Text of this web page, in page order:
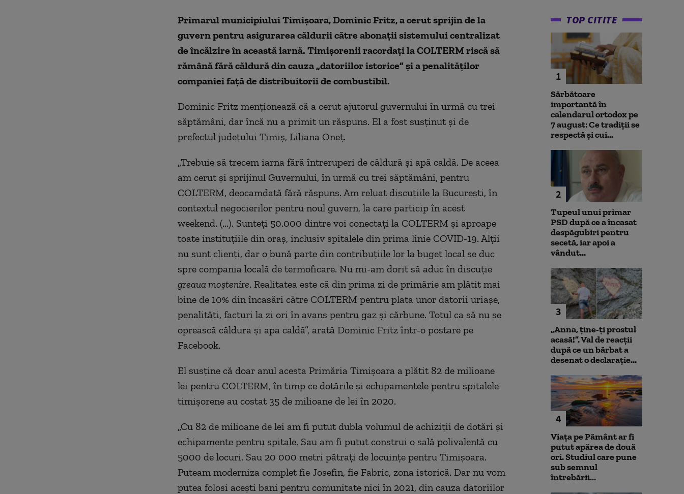
Primarul municipiului Timişoara, Dominic Fritz, a cerut sprijin de la
guvern pentru asigurarea căldurii către abonaţii sistemului centralizat
de încălzire în această iarnă. Timișorenii racordați la COLTERM riscă să
rămână fără căldură din cauza „datoriilor istorice” şi a penalităţilor
companiei faţă de distribuitorii de combustibil.
Dominic Fritz menţionează că a cerut ajutorul guvernului în urmă cu trei
săptămâni, dar încă nu a primit un răspuns. El a fost susținut și de
prefectul judeţului Timiş, Liliana Oneţ.
„Trebuie să trecem iarna fără întreruperi de căldură şi apă caldă. De aceea
am cerut şi sprijinul Guvernului, în urmă cu trei săptămâni, pentru
COLTERM, deocamdată fără răspuns. Am reluat discuţiile la Bucureşti, în
contextul negocierilor pentru noul guvern, la care particip în acest
weekend. (...). Sunteţi 50.000 dintre voi conectaţi la COLTERM şi aproape
toate instituţiile din oraş, inclusiv spitalele din prima linie COVID-19. Alţii
nu sunt clienţi, dar o bună parte din contribuţiile lor la buget local se duc
spre compania locală de termoficare. Nu mi-am dorit să aduc în discuţie
greaua moştenire. Realitatea este că din prima zi de primărie am plătit mai
bine de 10% din încasări către COLTERM pentru plata unor datorii uriaşe,
penalităţi, facturi la zi ori în avans pentru gaz şi cărbune. Totul ca să nu se
oprească căldura şi apa caldă”, arată Dominic Fritz într-o postare pe
Facebook.
El susține că doar anul acesta Primăria Timişoara a plătit 82 de milioane
lei pentru COLTERM, în timp ce dotările şi echipamentele pentru spitalele
timişorene au costat 35 de milioane de lei în 2020.
„Cu 82 de milioane de lei am fi putut dubla volumul de achiziții de dotări și
echipamente pentru spitale. Sau am fi putut construi o sală polivalentă cu
5000 de locuri. Sau 20 000 metri pătrați de locuințe pentru Timișoara.
Puteam moderniza complet fie Josefin, fie Fabric, zona istorică. Dar nu vom
putea folosi acești bani pentru comunitate nici în 2021, din cauza datoriilor
TOP CITITE
1
Sărbătoare
importantă în
calendarul ortodox pe
7 august: Ce tradiții se
respectă și cui...
2
Tupeul unui primar
PSD după ce a încasat
despăgubiri pentru
secetă, iar apoi a
vândut...
3
„Anna, ţine-ţi prostul
acasă!”. Val de reacții
după ce un bărbat a
desenat o declarație...
4
Viața pe Pământ ar fi
putut apărea de două
ori. Studiul care pune
sub semnul
întrebării...